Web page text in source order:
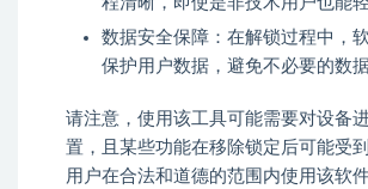
数据安全保障：在解锁过程中，
保护用户数据，避免不必要的数据
请注意，使用该工具可能需要对设备
置，且某些功能在移除锁定后可能受
用户在合法和道德的范围内使用该软